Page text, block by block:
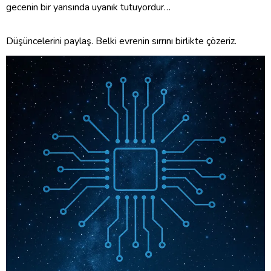
gecenin bir yarısında uyanık tutuyordur…
‎Düşüncelerini paylaş. Belki evrenin sırrını birlikte çözeriz.